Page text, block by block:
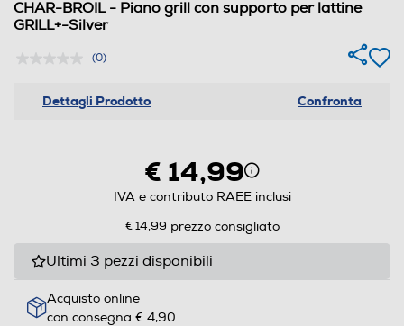
CHAR-BROIL - Piano grill con supporto per lattine
GRILL+-Silver
(0)
Dettagli Prodotto Confronta
€ 14,99
IVA e contributo RAEE inclusi
€ 14,99 prezzo consigliato
Ultimi 3 pezzi disponibili
Acquisto online
con consegna € 4,90